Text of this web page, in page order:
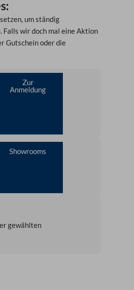
um ständig
wir doch mal eine Aktion
Gutschein oder die
Zur
Anmeldung
Showrooms
gewählten